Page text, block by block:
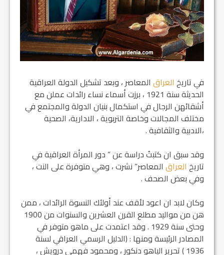
في تاريخ العراق المعاصر ، وبعد تشكيل الدولة العراقية
الحديثة سنة 1921 ، برزت أسماء نساء رائدات عملن مع
أشقائهن الرجال في استكمال بنيان الدولة والمجتمع في
مختلف المجالات وخاصة التربوية ، الادارية، الصحية
،الادبية والثقافية .
وقد سبق ان كتبتُ دراسة عن ” دور المرأة العراقية في
تاريخ العراق المعاصر” نشرت ، وهي متوفرة على النت ،
وفي بعض الصحف .
وكان لابد ان اعود لأقف عند أولئك النسوة الرائدات ، ممن
هن من مواليد مطلع القرن العشرين والسنوات من 1900
وحتى سنة 1929 . وقد اعتمدت على ماهو متوفر في
المصادر الرئيسة ومنها : (الدليل الرسمي العراقي لسنة
1936 ) تحرير الياهو دنكور ، ومحمود فهمي درويش ،